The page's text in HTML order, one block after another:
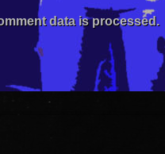
data is processed.